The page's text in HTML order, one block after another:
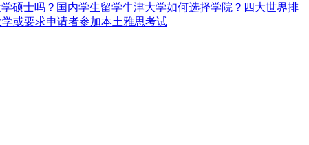
硕士吗？ 国内学生留学牛津大学如何选择学院？ 四大世界排
或要求申请者参加本土雅思考试